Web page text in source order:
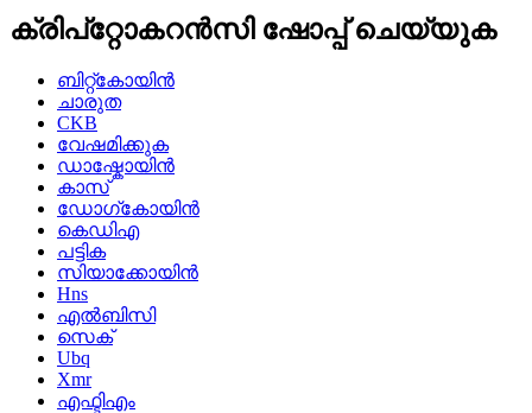
ക്രിപ്റ്റോകറൻസി ഷോപ്പ് ചെയ്യുക
ബിറ്റ്കോയിൻ
ചാരുത
CKB
വേഷമിക്കുക
ഡാഷ്കോയിൻ
കാസ്
ഡോഗ്കോയിൻ
കെഡിഎ
പട്ടിക
സിയാക്കോയിൻ
Hns
എൽബിസി
സെക്
Ubq
Xmr
എഫ്ടിഎം